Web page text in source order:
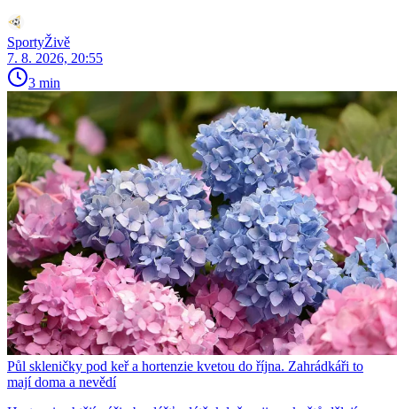
SportyŽivě
7. 8. 2026, 20:55
3 min
Půl skleničky pod keř a hortenzie kvetou do října. Zahrádkáři to
mají doma a nevědí